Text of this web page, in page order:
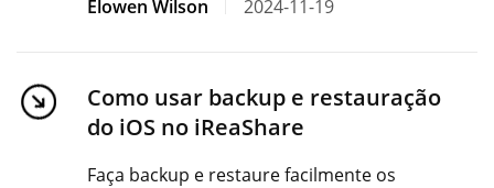
Elowen Wilson
2024-11-19
Como usar backup e restauração
do iOS no iReaShare
Faça backup e restaure facilmente os